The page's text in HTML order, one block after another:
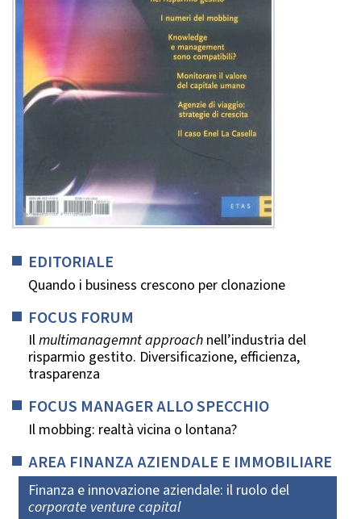
EDITORIALE
Quando i business crescono per clonazione
FOCUS FORUM
Ilmultimanagemnt approach nell’industria del
risparmio gestito. Diversificazione, efficienza,
trasparenza
FOCUS MANAGER ALLO SPECCHIO
Il mobbing: realtà vicina o lontana?
AREA FINANZA AZIENDALE E IMMOBILIARE
Finanza e innovazione aziendale: il ruolo del
corporate venture capital